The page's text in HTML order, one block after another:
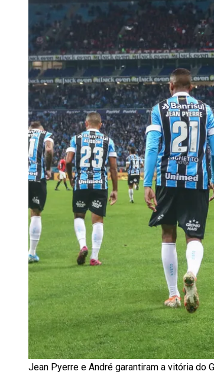
Jean Pyerre e André garantiram a vitória do